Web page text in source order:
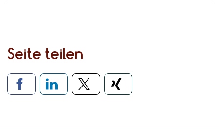
Seite teilen
Verlinkung zu sozialen Medien